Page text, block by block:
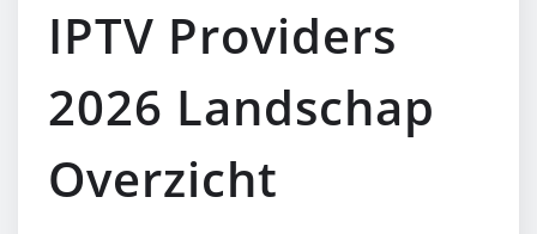
IPTV Providers
2026 Landschap
Overzicht